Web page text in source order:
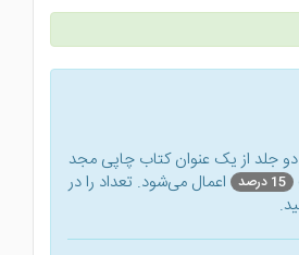
جلد از یک عنوان کتاب‌ چاپی مجد
15 درصد
اعمال می‌شود. تعداد را در